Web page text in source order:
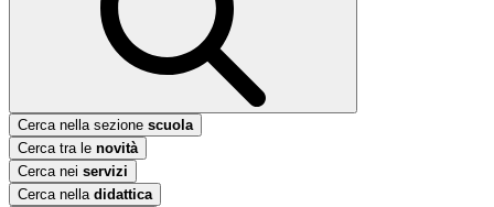
Cerca nella sezione scuola
Cerca tra le novità
Cerca nei servizi
Cerca nella didattica